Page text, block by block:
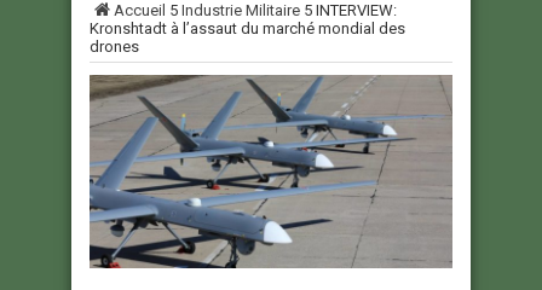
Accueil 5 Industrie Militaire 5 INTERVIEW:
Kronshtadt à l’assaut du marché mondial des
drones